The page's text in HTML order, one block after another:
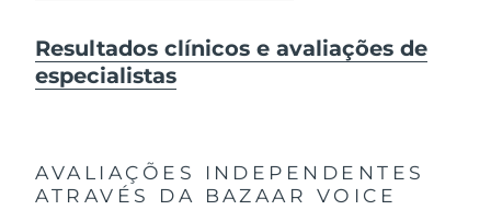
Resultados clínicos e avaliações de
especialistas
AVALIAÇÕES INDEPENDENTES
ATRAVÉS DA BAZAAR VOICE